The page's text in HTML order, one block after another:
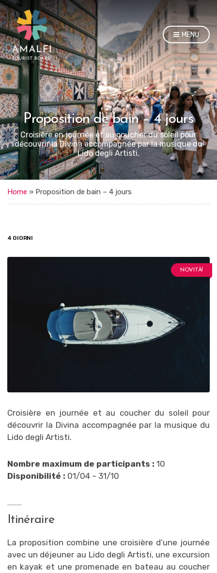
MENU
Proposition de bain – 4 jours
Croisière en journée et au coucher du soleil pour
découvrir la Divina accompagnée par la musique du
Lido degli Artisti.
Home » Proposition de bain – 4 jours
4 GIORNI
NOVITÀ!
Croisière en journée et au coucher du soleil pour
découvrir la Divina accompagnée par la musique du
Lido degli Artisti.
Nombre maximum de participants : 10
Disponibilité : 01/04 – 31/10
Itinéraire
La proposition combine une croisière d’une journée
avec un déjeuner au Lido degli Artisti, une excursion
en kayak et une promenade en bateau au coucher